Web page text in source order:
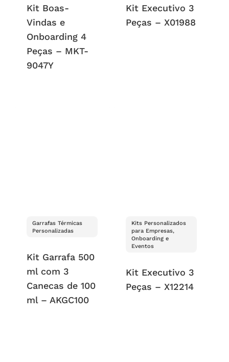
Kit Boas-
Vindas e
Onboarding 4
Peças – MKT-
9047Y
Kit Executivo 3
Peças – X01988
Garrafas Térmicas
Personalizadas
Kit Garrafa 500
ml com 3
Canecas de 100
ml – AKGC100
Kits Personalizados
para Empresas,
Onboarding e
Eventos
Kit Executivo 3
Peças – X12214